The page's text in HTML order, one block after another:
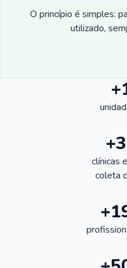
O princípio é simples:
utilizado,
clínicas
coleta